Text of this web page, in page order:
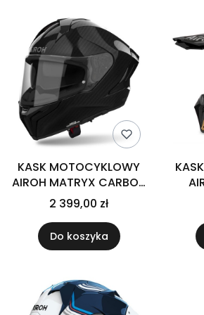
KASK MOTOCYKLOWY
AIROH MATRYX CARBON
GLOSS
2 399,00 zł
Do koszyka